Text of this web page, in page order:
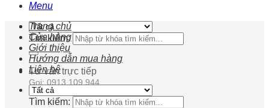
Menu
Tìm kiếm:
Tư vấn trực tiếp
Gọi: 0913 109 944
Trang chủ
Cửa hàng
Giới thiệu
Hướng dẫn mua hàng
Liên hệ
Tìm kiếm: